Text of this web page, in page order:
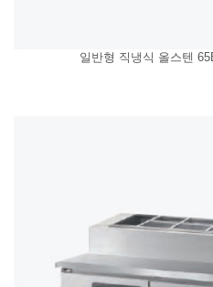
일반형 직냉식 올스텐